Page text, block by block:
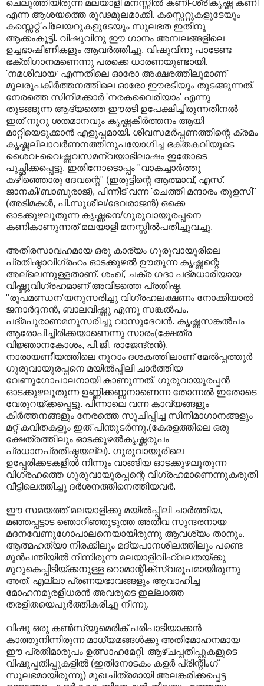
ചെലുത്തിയിരുന്ന മലയാളി മനസ്സില്‍ കണി-ശ്രീകൃഷ്ണ കണി
എന്ന ആശയത്തെ രൂഢമൂലമാക്കി. കസ്സെറ്റുകളുടേയും
കസ്സെറ്റ്‌ പ്ലേയറുകളുടേയും സുലഭത ഇതിനു
ആക്കംകൂട്ടി. വിഷുവിനു ഈ ഗാനം അമ്പലങ്ങളിലെ
ഉച്ചഭാഷിണികളും ആവര്‍ത്തിച്ചു. വിഷുവിനു പാടേണ്ട
ഭക്തിഗാനമണെന്നു പരക്കെ ധാരണയുണ്ടായി.
'നമശിവായ‘ എന്നതിലെ ഓരോ അക്ഷരത്തിലുമാണ്‌
മൂലരൂപകീര്‍ത്തനത്തിലെ ഓരോ ഈരടിയും തുടങ്ങുന്നത്‌.
നേരത്തെ സിനിമക്കാര്‍ 'നരകവൈരിയാം' എന്നു
തുടങ്ങുന്ന ആദ്യത്തെ ഈരടി ഉപേക്ഷിച്ചിരുന്നതിനല്‍
ഇത്‌ നൂറു ശതമാനവും കൃഷ്ണകീര്‍ത്തനം ആയി
മാറ്റിയെടുക്കാന്‍ എളുപ്പമായി. ശിവസമര്‍പ്പണത്തിന്റെ ക്രമം
കൃഷ്ണലീലാവര്‍ണനത്തിനുപയോഗിച്ച ഭക്തകവിയുടെ
ശൈവ-വൈഷ്ണവസമന്വയാഭിലാഷം ഇതോടെ
പുച്ഛിക്കപ്പെട്ടു. ഇതിനോടൊപ്പം "വാകച്ചാര്‍ത്തു
കഴിഞ്ഞൊരു ദേവന്റെ" (ഇരുട്ടിന്റെ ആത്മാവ്‌, എസ്‌.
ജാനകി/ബാബുരാജ്‌), പിന്നീട്‌ വന്ന 'ചെത്തി മന്ദാരം തുളസി"
(അടിമകള്‍, പി.സുശീല/ദേവരാജന്‍) ഒക്കെ
ഓടക്കുഴലൂതുന്ന കൃഷ്ണനെ/ഗുരുവായൂരപ്പനെ
കണികാണുന്നത്‌ മലയാളി മനസ്സില്‍പതിച്ചുവച്ചു.
അതിരസാവഹമായ ഒരു കാര്യം ഗുരുവായൂരിലെ
പ്രതിഷ്ഠാവിഗ്രഹം ഓടക്കുഴല്‍ ഊതുന്ന കൃഷ്ണന്റെ
അല്ലെന്നുള്ളതാണ്‌. ശംഖ്‌, ചക്ര ഗദാ പദ്മധാരിയായ
വിഷ്ണുവിഗ്രഹമാണ്‌ അവിടത്തെ പ്രതിഷ്ഠ,
"രൂപമണ്ഡന'യനുസരിച്ചു വിഗ്രഹലക്ഷണം നോക്കിയാല്‍
ജനാര്‍ദ്ദനന്‍, ബാലവിഷ്ണു എന്നു സങ്കല്‍പം.
പദ്മപുരാണമനുസരിച്ചു വാസുദേവന്‍. കൃഷ്ണസങ്കല്‍പം
ആരോപിച്ചിരിക്കയാണെന്നു സാരം(ക്ഷേത്ര
വിജ്ഞാനകോശം, പി.ജി. രാജേന്ദ്രന്‍).
നാരായണീയത്തിലെ നൂറാം ദശകത്തിലാണ്‌ മേല്‍പ്പത്തൂര്‍
ഗുരുവായൂരപ്പനെ മയില്‍പ്പീലി ചാര്‍ത്തിയ
വേണുഗോപാലനായി കാണുന്നത്‌. ഗുരുവായൂരപ്പന്‍
ഓടക്കുഴലൂതുന്ന ഉണ്ണിക്കണ്ണനാണെന്ന തോന്നല്‍ ഇതോടെ
വേരുറയ്ക്കപ്പെട്ടു. പിന്നാലെ വന്ന കാവ്യങ്ങളും
കീര്‍ത്തനങ്ങളും നേരത്തെ സൂചിപ്പിച്ച സിനിമാഗാനങ്ങളും
മറ്റ്‌ കവിതകളും ഇത്‌ പിന്തുടര്‍ന്നു.(കേരളത്തിലെ ഒരു
ക്ഷേത്രത്തിലും ഓടക്കുഴല്‍കൃഷ്ണരൂപം
പ്രധാനപ്രതിഷ്ഠയല്ല). ഗുരുവായൂരിലെ
ഉപ്പേരിക്കടകളില്‍ നിന്നും വാങ്ങിയ ഓടക്കുഴലൂതുന്ന
വിഗ്രഹത്തെ ഗുരുവായൂരപ്പന്റെ വിഗ്രഹമാണെന്നുകരുതി
വീട്ടിലെത്തിച്ചു ദര്‍ശനത്തിനെത്തിയവര്‍.
ഈ സമയത്ത്‌ മലയാളിക്കു മയില്‍പ്പീലി ചാര്‍ത്തിയ,
മഞ്ഞപ്പട്ടാട ഞൊറിഞ്ഞുടുത്ത അതീവ സുന്ദരനായ
മദനവേണുഗോപാലനെയായിരുന്നു ആവശ്യം താനും.
ആത്മഹത്യാ നിരക്കിലും മദ്യപാനശീലത്തിലും പണ്ടെ
മുന്‍പന്തിയില്‍ നിന്നിരുന്ന മലയാളിവിഹ്വലതയ്ക്കു
മുറുകെപ്പിടിയ്ക്കനുള്ള റൊമാന്റിക്‌സ്വരൂപമായിരുന്നു
അത്‌. എല്ലാ പ്രണയഭാവങ്ങളും ആവാഹിച്ച
മോഹനമുരളീധരന്‍ അവരുടെ ഇല്ലാത്ത
തരളിതയെപൂര്‍ത്തീകരിച്ചു നിന്നു.
വിഷു ഒരു കണ്‍സ്യുമെരിക് പരിപാടിയാക്കന്‍
കാത്തുനിന്നിരുന്ന മാധ്യമങ്ങള്‍ക്കു അതിമോഹനമായ
ഈ പ്രതിമാരൂപം ഉത്സാഹമേറ്റി. ആഴ്ചപ്പതിപ്പുകളുടെ
വിഷുപ്പതിപ്പുകളില്‍ (ഇതിനോടകം കളര്‍ പ്രിന്റിംഗ്‌
സുലഭമായിരുന്നു) മുഖചിത്രമായി അലങ്കരിക്കപ്പെട്ട